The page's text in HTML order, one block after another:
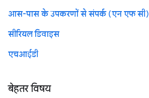
आस-पास के उपकरणों से संपर्क (एन एफ सी)
सीरियल डिवाइस
एचआईडी
बेहतर विषय